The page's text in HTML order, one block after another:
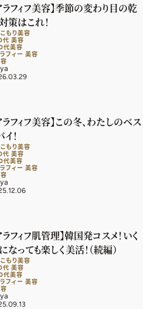
年9月号
ラフィフ美容】季節の変わり目の乾
策はこれ！
もり美容
美容
代美容
フィー 美容
ラフィフ美容】この冬、わたしのベス
イ！
もり美容
美容
代美容
フィー 美容
ラフィフ肌管理】韓国発コスメ！いく
なっても楽しく美活！（続編）
もり美容
美容
代美容
フィー 美容